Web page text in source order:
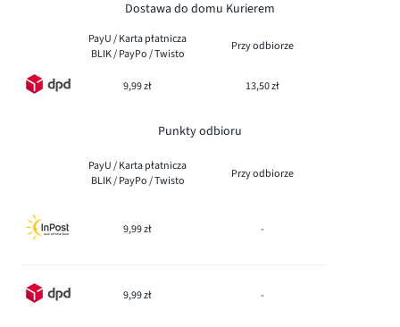
Dostawa do domu Kurierem
PayU / Karta płatnicza
BLIK / PayPo / Twisto
Przy odbiorze
9,99 zł 13,50 zł
Punkty odbioru
PayU / Karta płatnicza
BLIK / PayPo / Twisto
Przy odbiorze
9,99 zł -
9,99 zł -